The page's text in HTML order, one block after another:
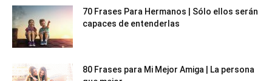
70 Frases Para Hermanos | Sólo ellos serán
capaces de entenderlas
80 Frases para Mi Mejor Amiga | La persona